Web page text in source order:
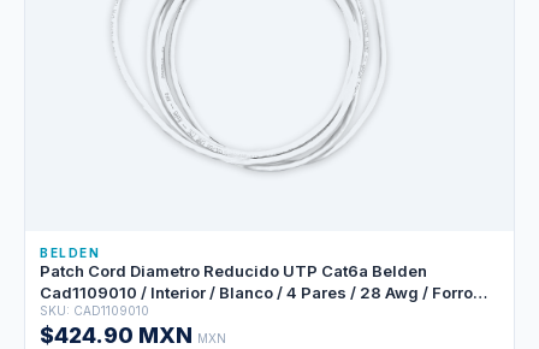
BELDEN
Patch Cord Diametro Reducido UTP Cat6a Belden
Cad1109010 / Interior / Blanco / 4 Pares / 28 Awg / Forro
Pvc / Cmr / 10 Pies 3 Metros
SKU: CAD1109010
$424.90 MXN MXN